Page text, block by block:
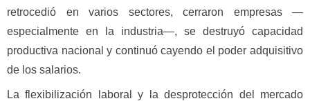
retrocedió en varios sectores, cerraron empresas —
especialmente en la industria—, se destruyó capacidad
productiva nacional y continuó cayendo el poder adquisitivo
de los salarios.
La flexibilización laboral y la desprotección del mercado